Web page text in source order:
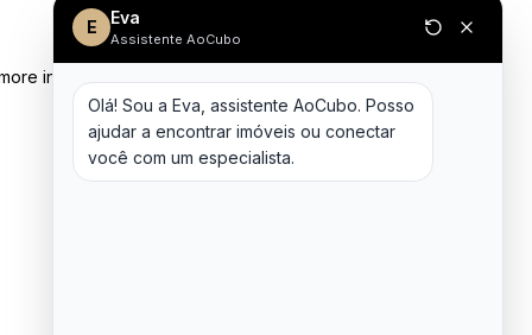
information)
E Eva
Assistente AoCubo
Olá! Sou a Eva, assistente AoCubo. Posso
ajudar a encontrar imóveis ou conectar
você com um especialista.